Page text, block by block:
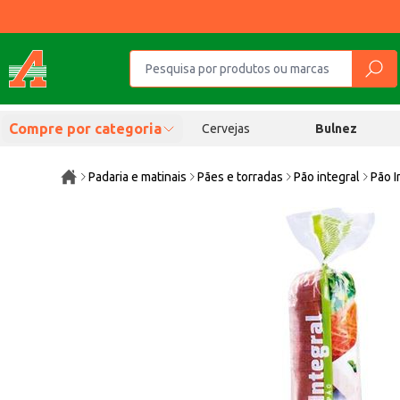
Compre por categoria Cervejas Bulnez
Padaria e matinais Pães e torradas Pão integral Pão